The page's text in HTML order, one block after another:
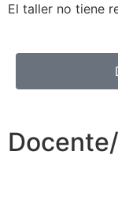
El taller no tiene